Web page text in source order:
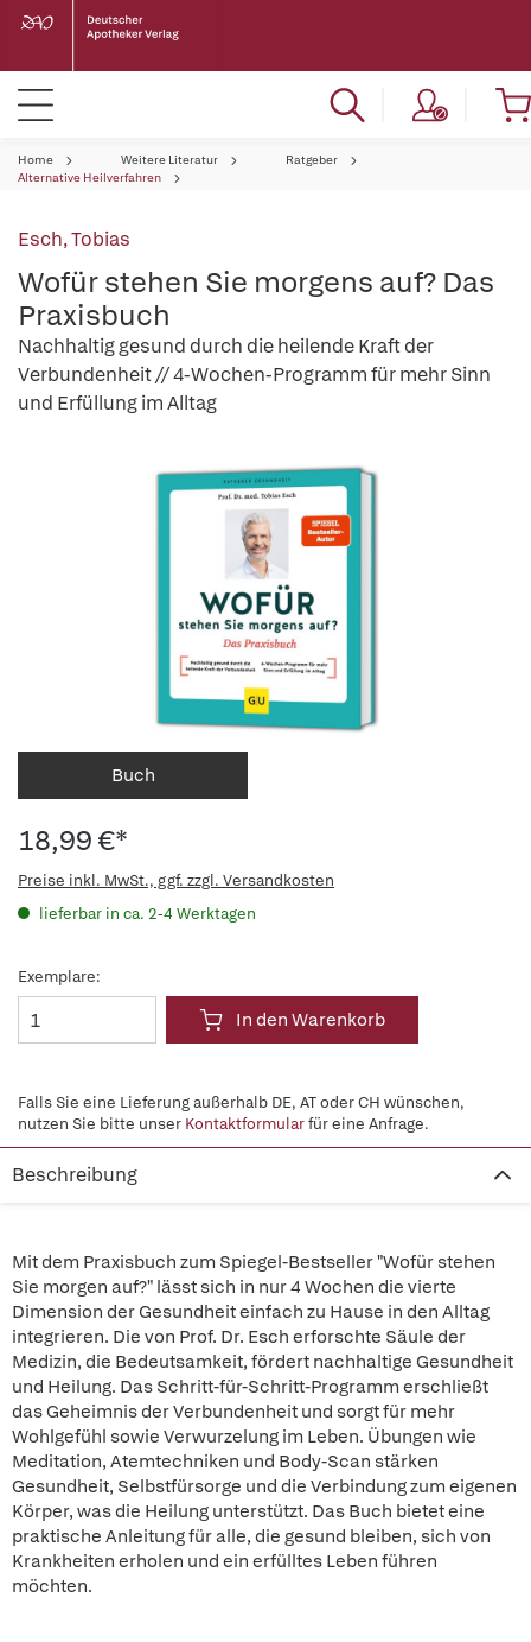
Home Weitere Literatur
Ratgeber
Alternative Heilverfahren
Esch, Tobias
Wofür stehen Sie morgens auf? Das
Praxisbuch
Nachhaltig gesund durch die heilende Kraft der
Verbundenheit // 4-Wochen-Programm für mehr Sinn
und Erfüllung im Alltag
Buch
18,99 €*
Preise inkl. MwSt., ggf. zzgl. Versandkosten
lieferbar in ca. 2-4 Werktagen
Exemplare:
In den Warenkorb
Falls Sie eine Lieferung außerhalb DE, AT oder CH wünschen,
nutzen Sie bitte unser Kontaktformularfür eine Anfrage.
Beschreibung
Mit dem Praxisbuch zum Spiegel-Bestseller "Wofür stehen
Sie morgen auf?" lässt sich in nur 4 Wochen die vierte
Dimension der Gesundheit einfach zu Hause in den Alltag
integrieren. Die von Prof. Dr. Esch erforschte Säule der
Medizin, die Bedeutsamkeit, fördert nachhaltige Gesundheit
und Heilung. Das Schritt-für-Schritt-Programm erschließt
das Geheimnis der Verbundenheit und sorgt für mehr
Wohlgefühl sowie Verwurzelung im Leben. Übungen wie
Meditation, Atemtechniken und Body-Scan stärken
Gesundheit, Selbstfürsorge und die Verbindung zum eigenen
Körper, was die Heilung unterstützt. Das Buch bietet eine
praktische Anleitung für alle, die gesund bleiben, sich von
Krankheiten erholen und ein erfülltes Leben führen
möchten.